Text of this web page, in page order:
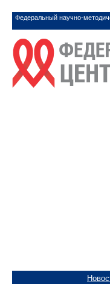
Федеральный научно-